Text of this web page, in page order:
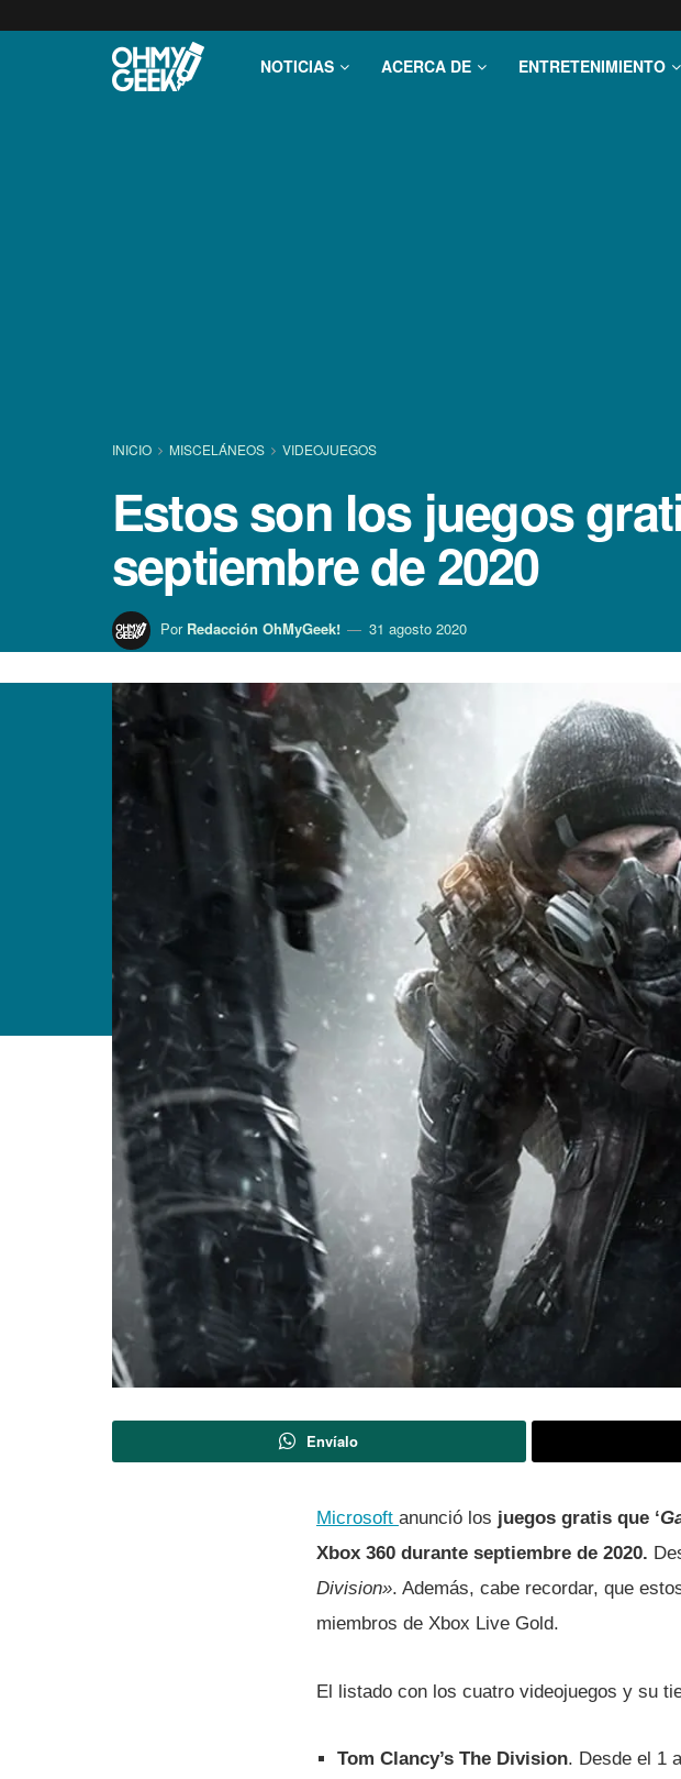
NOTICIAS ACERCA DE ENTRETENIMIENTO
INICIO MISCELÁNEOS VIDEOJUEGOS
Estos son los juegos
septiembre de 2020
Por Redacción OhMyGeek! 31 agosto 2020
Envíalo
Microsoft anunció los juegos gratis que ‘
Xbox 360 durante septiembre de 2020.
Division». Además, cabe recordar, que
miembros de Xbox Live Gold.
El listado con los cuatro videojuegos y su
Tom Clancy’s The Division. Desde el 1